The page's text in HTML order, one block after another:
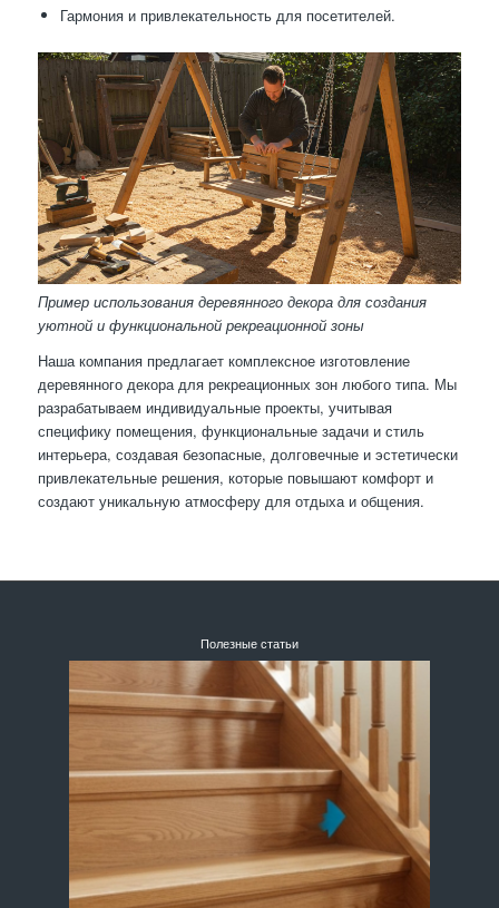
Гармония и привлекательность для посетителей.
Пример использования деревянного декора для создания
уютной и функциональной рекреационной зоны
Наша компания предлагает комплексное изготовление
деревянного декора для рекреационных зон любого типа. Мы
разрабатываем индивидуальные проекты, учитывая
специфику помещения, функциональные задачи и стиль
интерьера, создавая безопасные, долговечные и эстетически
привлекательные решения, которые повышают комфорт и
создают уникальную атмосферу для отдыха и общения.
Полезные статьи